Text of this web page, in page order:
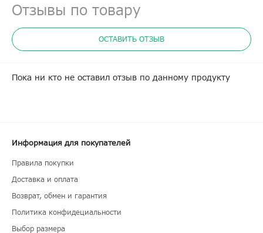
Отзывы по товару
ОСТАВИТЬ ОТЗЫВ
Пока ни кто не оставил отзыв по данному продукту
Информация для покупателей
Правила покупки
Доставка и оплата
Возврат, обмен и гарантия
Политика конфидециальности
Выбор размера